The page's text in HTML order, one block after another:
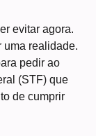
evitar agora.
uma realidade.
pedir ao
(STF) que
de cumprir